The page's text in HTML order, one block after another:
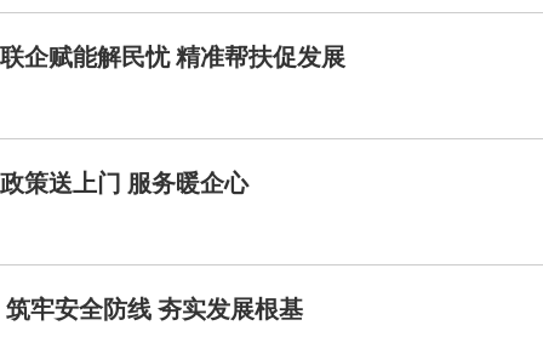
联企赋能解民忧 精准帮扶促发展
政策送上门 服务暖企心
筑牢安全防线 夯实发展根基